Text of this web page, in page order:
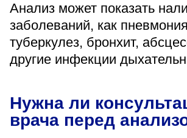
Анализ может показать
заболеваний, как
туберкулез, бронхит,
другие инфекции
Нужна ли
врача перед